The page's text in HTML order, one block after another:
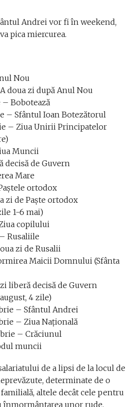
Andrei vor fi în weekend,
pica miercurea.
Nou
doua zi după Anul Nou
– Bobotează
– Sfântul Ioan Botezătorul
– Ziua Unirii Principatelor
Muncii
decisă de Guvern
Mare
ortodox
zi de Paște ortodox
1-6 mai)
copilului
Rusaliile
zi de Rusalii
Maicii Domnului (Sfânta
liberă decisă de Guvern
4 zile)
– Sfântul Andrei
– Ziua Națională
– Crăciunul
muncii
de a lipsi de la locul de
determinate de o
altele decât cele pentru
înmormântarea unor rude.